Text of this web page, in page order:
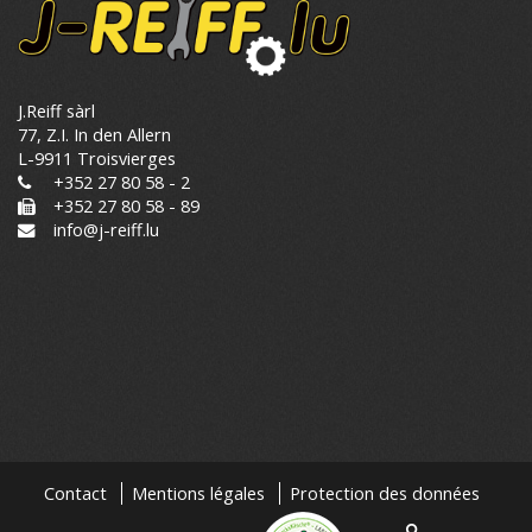
J.Reiff sàrl
77, Z.I. In den Allern
L-9911 Troisvierges
+352 27 80 58 - 2
+352 27 80 58 - 89
info@j-reiff.lu
Contact Mentions légales Protection des données